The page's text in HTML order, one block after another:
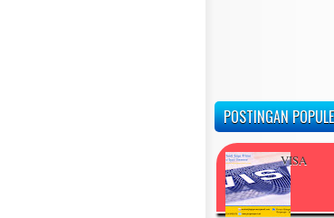
POSTINGAN
VISA